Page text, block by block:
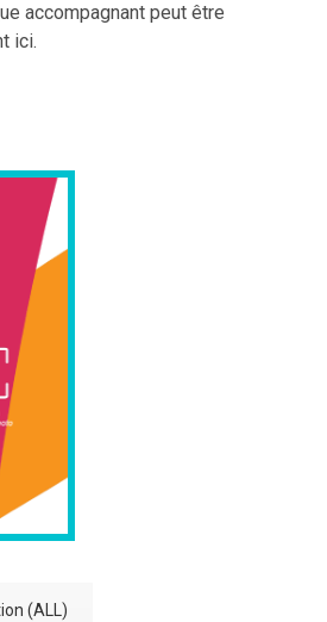
accompagnant peut être
ici.
(ALL)